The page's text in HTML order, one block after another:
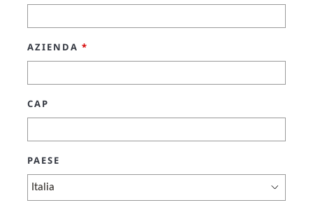
AZIENDA *
CAP
PAESE